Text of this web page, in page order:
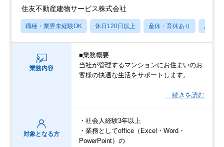
住友不動産建物サービス株式会社
職種・業界未経験OK 休日120日以上 産休・育休あり 月残業
業務内容
■業務概要
当社が管理するマンションにお住まいのお
客様の快適な生活をサポートします。
…続きを読む
対象となる方
・社会人経験3年以上
・業務としてoffice（Excel・Word・
PowerPoint）の